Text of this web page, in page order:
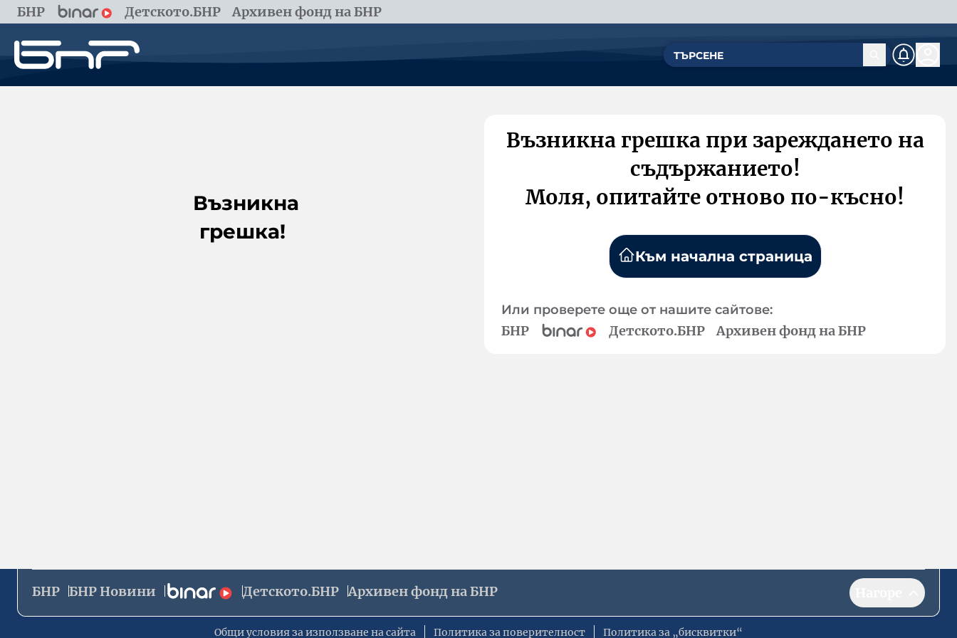
БНР Детското.БНР Архивен фонд на БНР
Възникна
грешка!
Възникна грешка при зареждането на
съдържанието!
Моля, опитайте отново по-късно!
Към начална страница
Или проверете още от нашите сайтове:
БНР Детското.БНР Архивен фонд на БНР
БНР БНР Новини Детското.БНР Архивен фонд на БНР
Общи условия за използване на сайта Политика за поверителност Политика за „бисквитки“